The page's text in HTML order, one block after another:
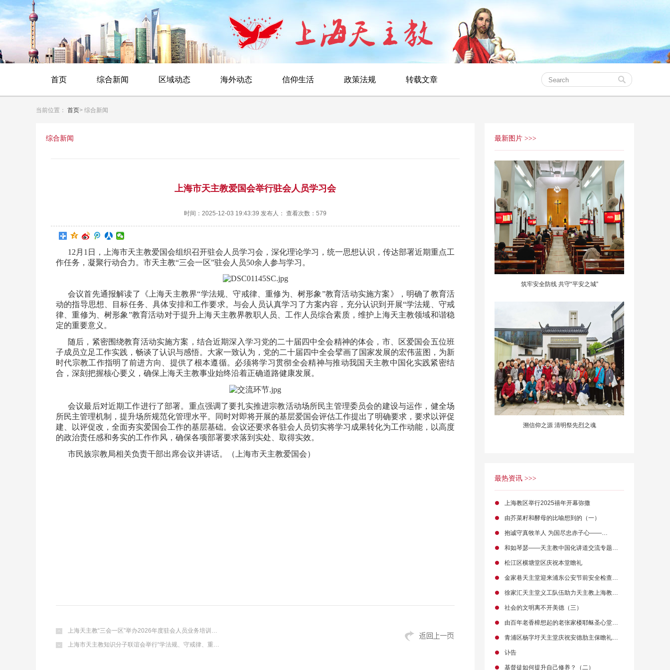
首页 综合新闻 区域动态 海外动态 信仰生活 政策法规 转载文章
当前位置： 首页> 综合新闻
综合新闻
上海市天主教爱国会举行驻会人员学习会
时间：2025-12-03 19:43:39 发布人： 查看次数：579
12月1日，上海市天主教爱国会组织召开驻会人员学习会，深化理论学习，统一思想认识，传达部署近期重点工
作任务，凝聚行动合力。市天主教“三会一区”驻会人员50余人参与学习。
会议首先通报解读了《上海天主教界“学法规、守戒律、重修为、树形象”教育活动实施方案》，明确了教育活
动的指导思想、目标任务、具体安排和工作要求。与会人员认真学习了方案内容，充分认识到开展“学法规、守戒
律、重修为、树形象”教育活动对于提升上海天主教界教职人员、工作人员综合素质，维护上海天主教领域和谐稳
定的重要意义。
随后，紧密围绕教育活动实施方案，结合近期深入学习党的二十届四中全会精神的体会，市、区爱国会五位班
子成员立足工作实践，畅谈了认识与感悟。大家一致认为，党的二十届四中全会擘画了国家发展的宏伟蓝图，为新
时代宗教工作指明了前进方向、提供了根本遵循。必须将学习贯彻全会精神与推动我国天主教中国化实践紧密结
合，深刻把握核心要义，确保上海天主教事业始终沿着正确道路健康发展。
会议最后对近期工作进行了部署。重点强调了要扎实推进宗教活动场所民主管理委员会的建设与运作，健全场
所民主管理机制，提升场所规范化管理水平。同时对即将开展的基层爱国会评估工作提出了明确要求，要求以评促
建、以评促改，全面夯实爱国会工作的基层基础。会议还要求各驻会人员切实将学习成果转化为工作动能，以高度
的政治责任感和务实的工作作风，确保各项部署要求落到实处、取得实效。
市民族宗教局相关负责干部出席会议并讲话。（上海市天主教爱国会）
上海天主教“三会一区”举办2026年度驻会人员业务培训…
上海市天主教知识分子联谊会举行“学法规、守戒律、重…
最新图片 >>>
筑牢安全防线 共守“平安之城”
溯信仰之源 清明祭先烈之魂
最热资讯 >>>
上海教区举行2025禧年开幕弥撒
由芥菜籽和酵母的比喻想到的（一）
抱诚守真牧羊人 为国尽忠赤子心——…
和如琴瑟——天主教中国化讲道交流专题…
松江区横塘堂区庆祝本堂瞻礼
金家巷天主堂迎来浦东公安节前安全检查…
徐家汇天主堂义工队伍助力天主教上海教…
社会的文明离不开美德（三）
由百年老香樟想起的老张家楼耶稣圣心堂…
青浦区杨字圩天主堂庆祝安德肋主保瞻礼…
讣告
基督徒如何提升自己修养？（二）